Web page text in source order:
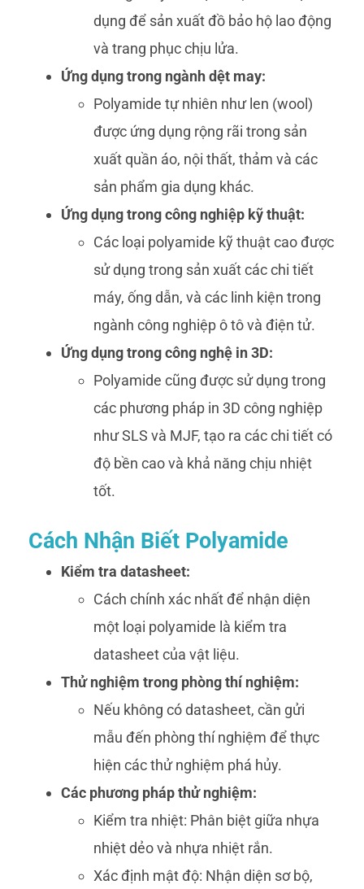
dụng để sản xuất đồ bảo hộ lao động
và trang phục chịu lửa.
Ứng dụng trong ngành dệt may:
Polyamide tự nhiên như len (wool)
được ứng dụng rộng rãi trong sản
xuất quần áo, nội thất, thảm và các
sản phẩm gia dụng khác.
Ứng dụng trong công nghiệp kỹ thuật:
Các loại polyamide kỹ thuật cao được
sử dụng trong sản xuất các chi tiết
máy, ống dẫn, và các linh kiện trong
ngành công nghiệp ô tô và điện tử.
Ứng dụng trong công nghệ in 3D:
Polyamide cũng được sử dụng trong
các phương pháp in 3D công nghiệp
như SLS và MJF, tạo ra các chi tiết có
độ bền cao và khả năng chịu nhiệt
tốt.
Cách Nhận Biết Polyamide
Kiểm tra datasheet:
Cách chính xác nhất để nhận diện
một loại polyamide là kiểm tra
datasheet của vật liệu.
Thử nghiệm trong phòng thí nghiệm:
Nếu không có datasheet, cần gửi
mẫu đến phòng thí nghiệm để thực
hiện các thử nghiệm phá hủy.
Các phương pháp thử nghiệm:
Kiểm tra nhiệt: Phân biệt giữa nhựa
nhiệt dẻo và nhựa nhiệt rắn.
Xác định mật độ: Nhận diện sơ bộ,